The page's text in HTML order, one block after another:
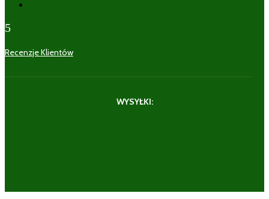
5
Recenzje Klientów
WYSYŁKI: